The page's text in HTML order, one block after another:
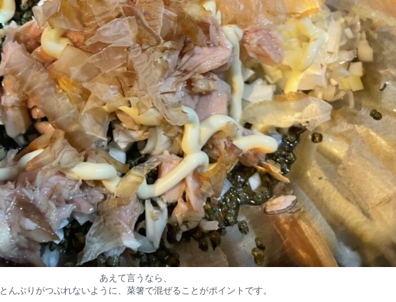
あえて言うなら、
とんぶりがつぶれないように、菜箸で混ぜることがポイントです。